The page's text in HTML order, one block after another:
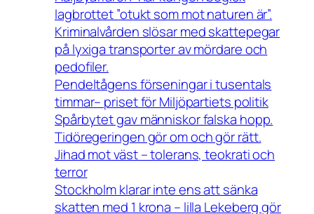
lagbrottet ”otukt som mot naturen är”.
Kriminalvården slösar med skattepegar
på lyxiga transporter av mördare och
pedofiler.
Pendeltågens förseningar i tusentals
timmar– priset för Miljöpartiets politik
Spårbytet gav människor falska hopp.
Tidöregeringen gör om och gör rätt.
Jihad mot väst – tolerans, teokrati och
terror
Stockholm klarar inte ens att sänka
skatten med 1 krona – lilla Lekeberg gör